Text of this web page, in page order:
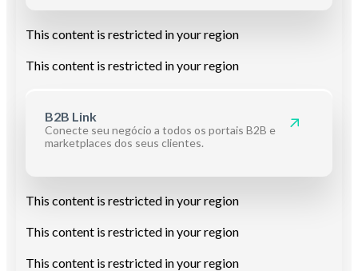
This content is restricted in your region
This content is restricted in your region
B2B Link
Conecte seu negócio a todos os portais B2B e
marketplaces dos seus clientes.
This content is restricted in your region
This content is restricted in your region
This content is restricted in your region